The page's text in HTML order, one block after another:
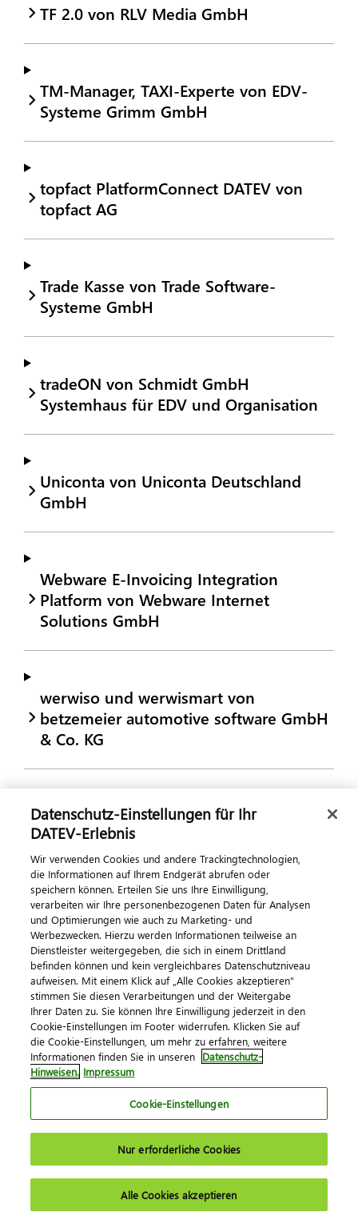
TF 2.0 von RLV Media GmbH
TM-Manager, TAXI-Experte von EDV-
Systeme Grimm GmbH
topfact PlatformConnect DATEV von
topfact AG
Trade Kasse von Trade Software-
Systeme GmbH
tradeON von Schmidt GmbH
Systemhaus für EDV und Organisation
Uniconta von Uniconta Deutschland
GmbH
Webware E-Invoicing Integration
Platform von Webware Internet
Solutions GmbH
werwiso und werwismart von
betzemeier automotive software GmbH
& Co. KG
Win-CASA E-Rechnungsplattform von
Software24.com GmbH
WINAPO® ux von LAUER-FISCHER
GmbH
Winhotel.MX PMS von CDSoft Vertriebs
GmbH
WINKALK von EDV Beratung Dr. Eckardt
WinSped von LIS Logistische
Informationssysteme GmbH
Datenschutz-Einstellungen für Ihr
DATEV-Erlebnis
Wir verwenden Cookies und andere Trackingtechnologien,
die Informationen auf Ihrem Endgerät abrufen oder
speichern können. Erteilen Sie uns Ihre Einwilligung,
verarbeiten wir Ihre personenbezogenen Daten für Analysen
und Optimierungen wie auch zu Marketing- und
Werbezwecken. Hierzu werden Informationen teilweise an
Dienstleister weitergegeben, die sich in einem Drittland
befinden können und kein vergleichbares Datenschutzniveau
aufweisen. Mit einem Klick auf „Alle Cookies akzeptieren"
stimmen Sie diesen Verarbeitungen und der Weitergabe
Ihrer Daten zu. Sie können Ihre Einwilligung jederzeit in den
Cookie-Einstellungen im Footer widerrufen. Klicken Sie auf
die Cookie-Einstellungen, um mehr zu erfahren, weitere
Informationen finden Sie in unseren Datenschutz-
Hinweisen. Impressum
Cookie-Einstellungen
Nur erforderliche Cookies
Alle Cookies akzeptieren